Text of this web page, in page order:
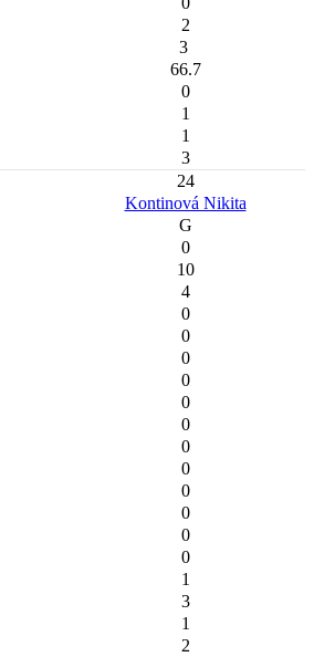
2
3
66.7
0
1
1
3
24
Kontinová Nikita
G
0
10
4
0
0
0
0
0
0
0
0
0
0
0
0
1
3
1
2